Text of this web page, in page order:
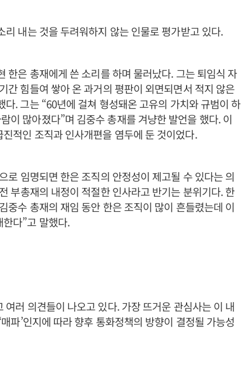
내는 것을 두려워하지 않는 인물로 평가받고 있다.
한은 총재에게 쓴 소리를 하며 물러났다. 그는 퇴임식 자
간 힘들여 쌓아 온 과거의 평판이 외면되면서 적지 않은
. 그는 “60년에 걸쳐 형성돼온 고유의 가치와 규범이 하
이 많아졌다”며 김중수 총재를 겨냥한 발언을 했다. 이
적인 조직과 인사개편을 염두에 둔 것이었다.
로 임명되면 한은 조직의 안정성이 제고될 수 있다는 의
부총재의 내정이 적절한 인사라고 반기는 분위기다. 한
중수 총재의 재임 동안 한은 조직이 많이 흔들렸는데 이
다”고 말했다.
러 의견들이 나오고 있다. 가장 뜨거운 관심사는 이 내
파’인지에 따라 향후 통화정책의 방향이 결정될 가능성